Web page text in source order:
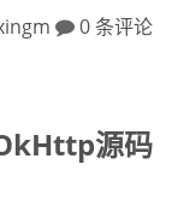
0 条评论
源码